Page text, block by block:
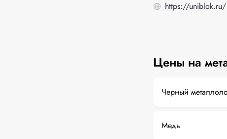
https://uniblok.ru/
Цены на
Черный
Медь